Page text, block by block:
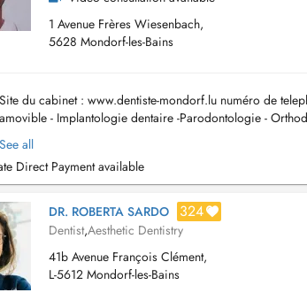
1 Avenue Frères Wiesenbach,
5628 Mondorf-les-Bains
Site du cabinet : www.dentiste-mondorf.lu numéro de
amovible - Implantologie dentaire -Parodontologie -
esthétique ( Facettes ...
See all
Direct Payment available
DR. ROBERTA SARDO 324
Dentist,Aesthetic Dentistry
41b Avenue François Clément,
L-5612 Mondorf-les-Bains